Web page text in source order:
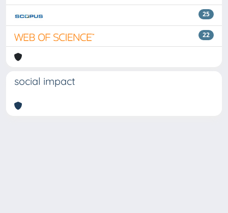
25
22
social impact